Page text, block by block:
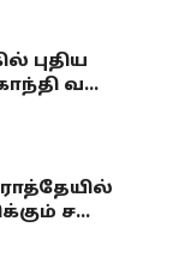
புதிய
வ...
ச...